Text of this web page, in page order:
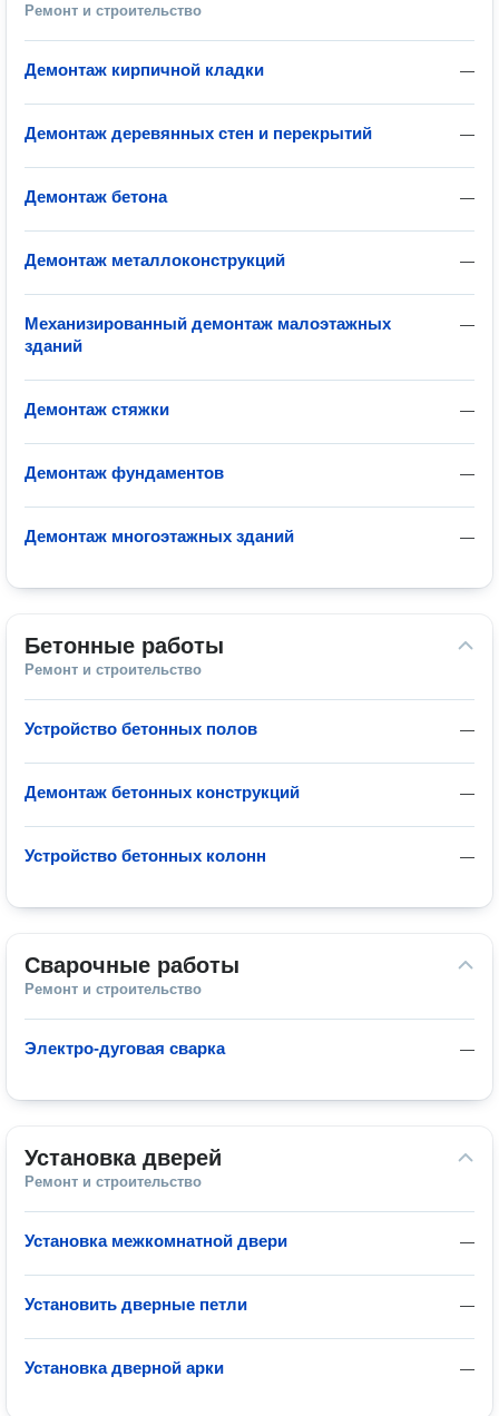
Ремонт и строительство
—
Демонтаж кирпичной кладки
—
Демонтаж деревянных стен и перекрытий
—
Демонтаж бетона
—
Демонтаж металлоконструкций
—
Механизированный демонтаж малоэтажных
зданий
—
Демонтаж стяжки
—
Демонтаж фундаментов
—
Демонтаж многоэтажных зданий
Бетонные работы
Ремонт и строительство
—
Устройство бетонных полов
—
Демонтаж бетонных конструкций
—
Устройство бетонных колонн
Сварочные работы
Ремонт и строительство
—
Электро-дуговая сварка
Установка дверей
Ремонт и строительство
—
Установка межкомнатной двери
—
Установить дверные петли
—
Установка дверной арки